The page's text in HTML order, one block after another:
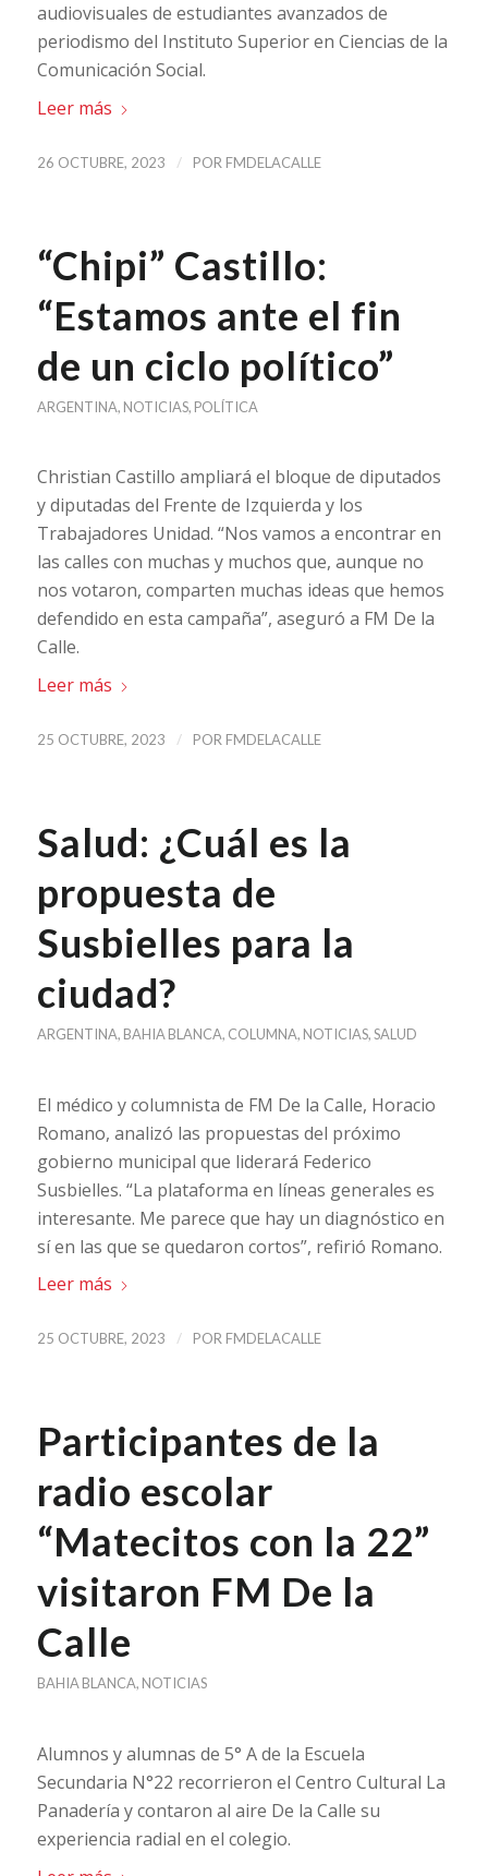
audiovisuales de estudiantes avanzados de
periodismo del Instituto Superior en Ciencias de la
Comunicación Social.
Leer más
26 OCTUBRE, 2023 / POR FMDELACALLE
“Chipi” Castillo:
“Estamos ante el fin
de un ciclo político”
ARGENTINA, NOTICIAS, POLÍTICA
Christian Castillo ampliará el bloque de diputados
y diputadas del Frente de Izquierda y los
Trabajadores Unidad. “Nos vamos a encontrar en
las calles con muchas y muchos que, aunque no
nos votaron, comparten muchas ideas que hemos
defendido en esta campaña”, aseguró a FM De la
Calle.
Leer más
25 OCTUBRE, 2023 / POR FMDELACALLE
Salud: ¿Cuál es la
propuesta de
Susbielles para la
ciudad?
ARGENTINA, BAHIA BLANCA, COLUMNA, NOTICIAS,SALUD
El médico y columnista de FM De la Calle, Horacio
Romano, analizó las propuestas del próximo
gobierno municipal que liderará Federico
Susbielles. “La plataforma en líneas generales es
interesante. Me parece que hay un diagnóstico en
sí en las que se quedaron cortos”, refirió Romano.
Leer más
25 OCTUBRE, 2023 / POR FMDELACALLE
Participantes de la
radio escolar
“Matecitos con la 22”
visitaron FM De la
Calle
BAHIA BLANCA, NOTICIAS
Alumnos y alumnas de 5° A de la Escuela
Secundaria N°22 recorrieron el Centro Cultural La
Panadería y contaron al aire De la Calle su
experiencia radial en el colegio.